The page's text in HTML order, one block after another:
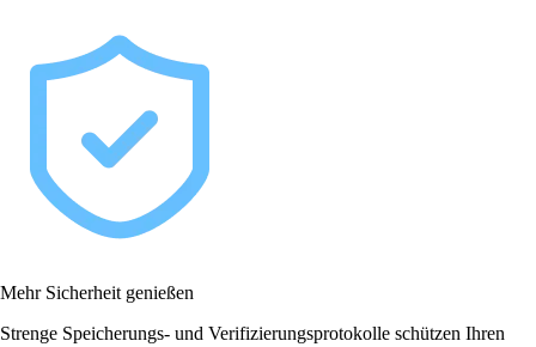
Mehr Sicherheit genießen
Strenge Speicherungs- und Verifizierungsprotokolle schützen Ihren